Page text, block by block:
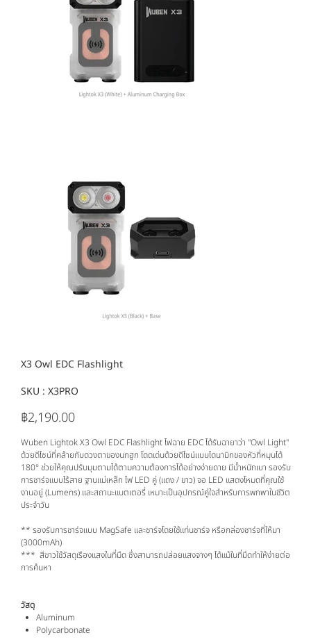
X3 Owl EDC Flashlight
SKU : SKU
X3PRO
X3PRO
ราคา
฿2,190.00
Wuben Lightok X3 Owl EDC Flashlight ไฟฉาย EDC ได้รับฉายาว่า "Owl Light"
ด้วยดีไซน์ที่คล้ายกับดวงตาของนกฮูก โดดเด่นด้วยดีไซน์แบบไดนามิกของหัวที่หมุนได้
180° ช่วยให้คุณปรับมุมตามได้ตามความต้องการได้อย่างง่ายดาย มีน้ำหนักเบา รองรับ
การชาร์จแบบไร้สาย ฐานแม่เหล็ก ไฟ LED คู่ (แดง / ขาว) จอ LED แสดงโหมดที่คุณใช้
งานอยู่ (Lumens) และสถานะแบตเตอรี่ เหมาะเป็นอุปกรณ์คู่ใจสำหรับการพกพาในชีวิต
ประจำวัน
** รองรับการชาร์จแบบ MagSafe และชาร์จโดยใช้แท่นชาร์จ หรือกล่องชาร์จที่ให้มา
(3000mAh)
*** สีขาวใช้วัสดุเรืองแสงในที่มืด ซึ่งสามารถปล่อยแสงจางๆ ได้แม้ในที่มืดทําให้ง่ายต่อ
การค้นหา
วัสดุ
Aluminum
Polycarbonate